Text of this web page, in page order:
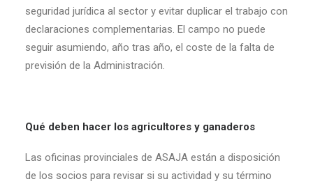
seguridad jurídica al sector y evitar duplicar el trabajo con
declaraciones complementarias. El campo no puede
seguir asumiendo, año tras año, el coste de la falta de
previsión de la Administración.
Qué deben hacer los agricultores y ganaderos
Las oficinas provinciales de ASAJA están a disposición
de los socios para revisar si su actividad y su término